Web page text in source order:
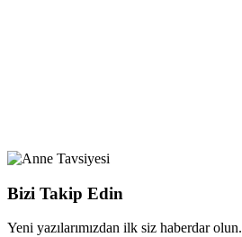
Bizi Takip Edin
Yeni yazılarımızdan ilk siz haberdar olun.